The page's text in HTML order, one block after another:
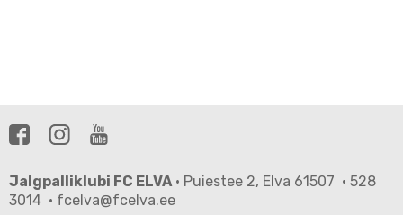
Jalgpalliklubi FC ELVA · Puiestee 2, Elva 61507 · 528
3014 · fcelva@fcelva.ee